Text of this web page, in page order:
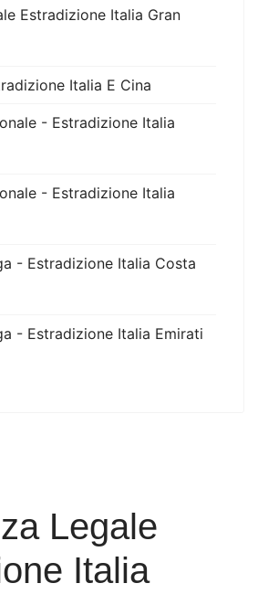
Estradizione Italia Gran
Italia E Cina
- Estradizione Italia
- Estradizione Italia
- Estradizione Italia Costa
- Estradizione Italia Emirati
Legale
Italia